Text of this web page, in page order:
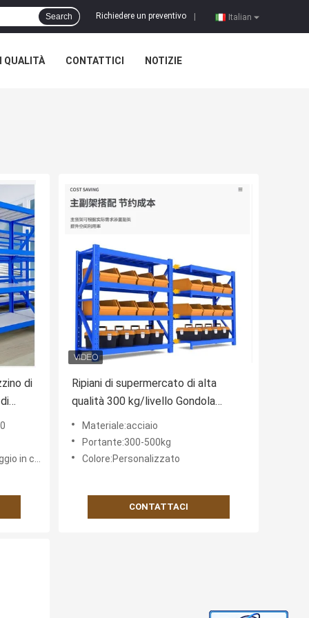
Italian
Richiedere un preventivo
Search
QUALITÀ CONTATTICI NOTIZIE
di
cartone
Ripiani di supermercato di alta
qualità 300 kg/livello Gondola
scaffalature metalliche a doppio
lato per negozi
Materiale:acciaio
Portante:300-500kg
Colore:Personalizzato
CONTATTACI